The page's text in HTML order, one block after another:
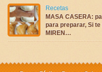
Recetas
MASA CASERA:
para preparar, Si
MIREN…